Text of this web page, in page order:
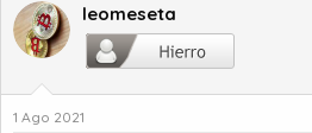
leomeseta
1 Ago 2021